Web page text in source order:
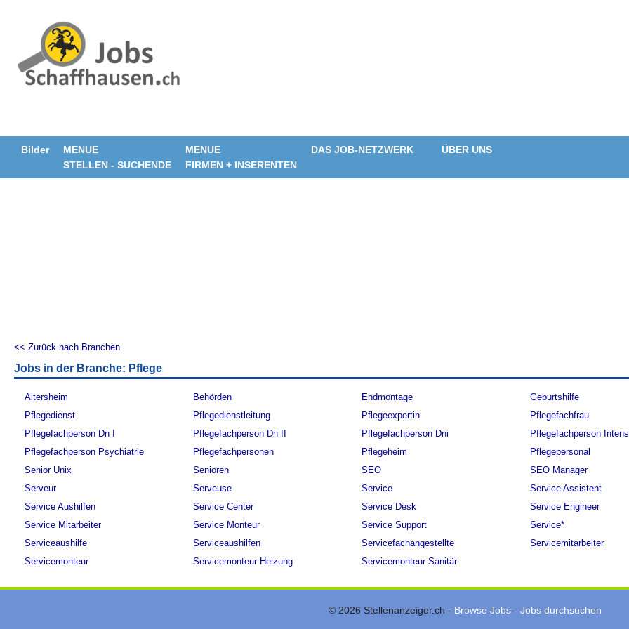
Bilder
MENUE
STELLEN - SUCHENDE
MENUE
FIRMEN + INSERENTEN
DAS JOB-NETZWERK ÜBER UNS
<< Zurück nach Branchen
Jobs in der Branche: Pflege
Altersheim Behörden Endmontage
Geburtshilfe
Pflegedienst
Pflegedienstleitung Pflegeexpertin
Pflegefachfrau
Pflegefachperson Dn I
Pflegefachperson Dn II Pflegefachperson Dni
Pflegefachperson
Pflegefachperson Psychiatrie
Pflegefachpersonen Pflegeheim
Pflegepersonal
Senior Unix
Senioren SEO
SEO Manager
Serveur
Serveuse Service
Service Assistent
Service Aushilfen
Service Center Service Desk
Service Engineer
Service Mitarbeiter
Service Monteur Service Support
Service*
Serviceaushilfe
Serviceaushilfen Servicefachangestellte
Servicemitarbeiter
Servicemonteur
Servicemonteur Heizung Servicemonteur Sanitär
© 2026 Stellenanzeiger.ch - Browse Jobs - Jobs durchsuchen